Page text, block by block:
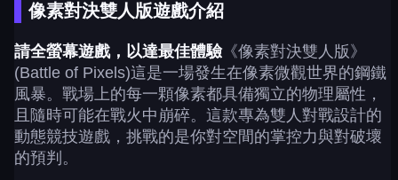
像素對決雙人版遊戲介紹
請全螢幕遊戲，以達最佳體驗《像素對決雙人版》
(Battle of Pixels)這是一場發生在像素微觀世界的鋼鐵
風暴。戰場上的每一顆像素都具備獨立的物理屬性，
且隨時可能在戰火中崩碎。這款專為雙人對戰設計的
動態競技遊戲，挑戰的是你對空間的掌控力與對破壞
的預判。